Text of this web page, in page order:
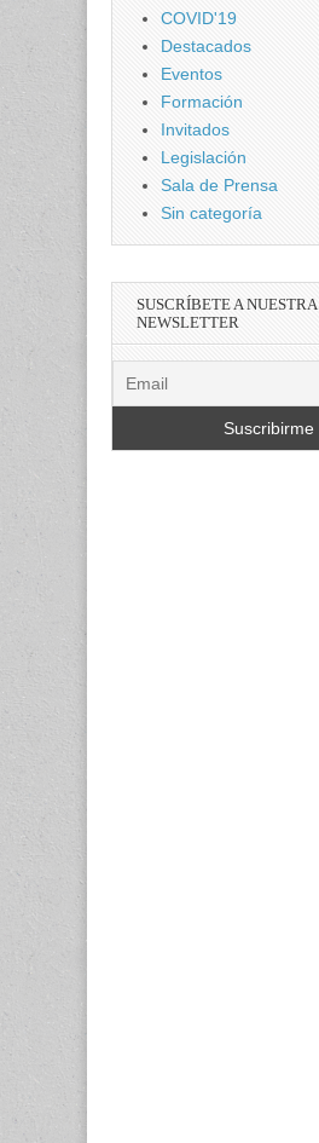
COVID'19
Destacados
Eventos
Formación
Invitados
Legislación
Sala de Prensa
Sin categoría
SUSCRÍBETE A NUESTRA
NEWSLETTER